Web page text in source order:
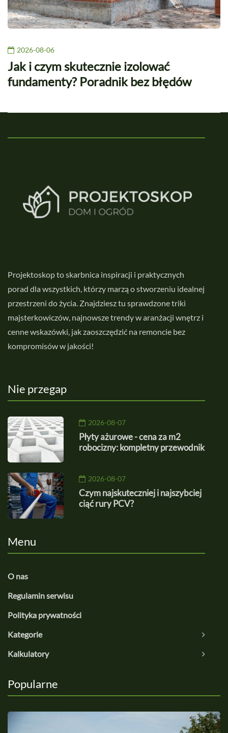
2026-08-06
Jak i czym skutecznie izolować
fundamenty? Poradnik bez błędów
Projektoskop to skarbnica inspiracji i praktycznych
porad dla wszystkich, którzy marzą o stworzeniu idealnej
przestrzeni do życia. Znajdziesz tu sprawdzone triki
majsterkowiczów, najnowsze trendy w aranżacji wnętrz i
cenne wskazówki, jak zaoszczędzić na remoncie bez
kompromisów w jakości!
Nie przegap
2026-08-07
Płyty ażurowe - cena za m2
robocizny: kompletny przewodnik
2026-08-07
Czym najskuteczniej i najszybciej
ciąć rury PCV?
Menu
O nas
Regulamin serwisu
Polityka prywatności
Kategorie
Kalkulatory
Popularne